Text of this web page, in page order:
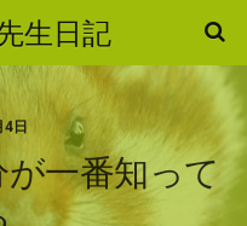
生日記
日
一番知って